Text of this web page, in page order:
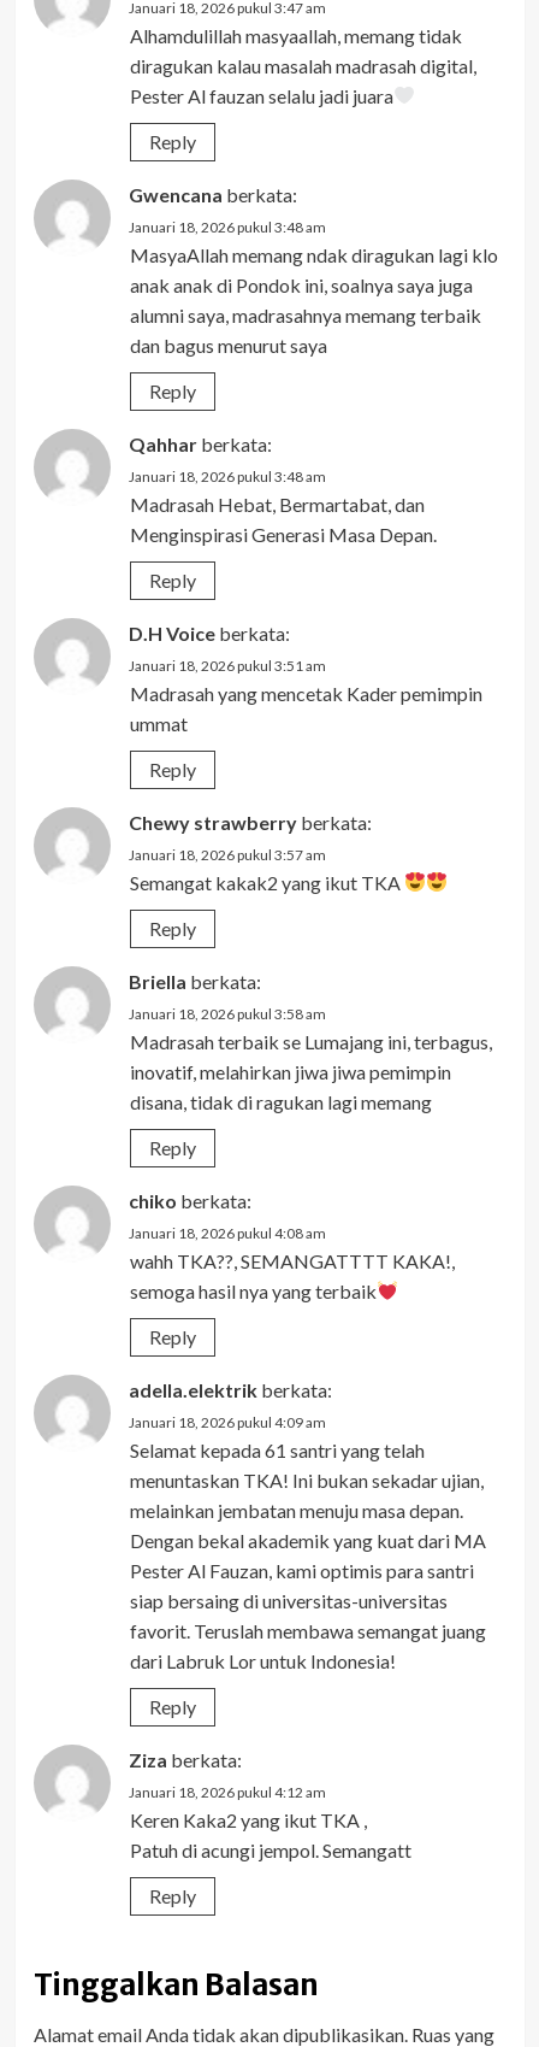
Januari 18, 2026 pukul 3:47 am
Alhamdulillah masyaallah, memang tidak
diragukan kalau masalah madrasah digital,
Pester Al fauzan selalu jadi juara
Reply
Gwencana berkata:
Januari 18, 2026 pukul 3:48 am
MasyaAllah memang ndak diragukan lagi klo
anak anak di Pondok ini, soalnya saya juga
alumni saya, madrasahnya memang terbaik
dan bagus menurut saya
Reply
Qahhar berkata:
Januari 18, 2026 pukul 3:48 am
Madrasah Hebat, Bermartabat, dan
Menginspirasi Generasi Masa Depan.
Reply
D.H Voice berkata:
Januari 18, 2026 pukul 3:51 am
Madrasah yang mencetak Kader pemimpin
ummat
Reply
Chewy strawberry berkata:
Januari 18, 2026 pukul 3:57 am
Semangat kakak2 yang ikut TKA
Reply
Briella berkata:
Januari 18, 2026 pukul 3:58 am
Madrasah terbaik se Lumajang ini, terbagus,
inovatif, melahirkan jiwa jiwa pemimpin
disana, tidak di ragukan lagi memang
Reply
chiko berkata:
Januari 18, 2026 pukul 4:08 am
wahh TKA??, SEMANGATTTT KAKA!,
semoga hasil nya yang terbaik
Reply
adella.elektrik berkata:
Januari 18, 2026 pukul 4:09 am
Selamat kepada 61 santri yang telah
menuntaskan TKA! Ini bukan sekadar ujian,
melainkan jembatan menuju masa depan.
Dengan bekal akademik yang kuat dari MA
Pester Al Fauzan, kami optimis para santri
siap bersaing di universitas-universitas
favorit. Teruslah membawa semangat juang
dari Labruk Lor untuk Indonesia!
Reply
Ziza berkata:
Januari 18, 2026 pukul 4:12 am
Keren Kaka2 yang ikut TKA ,
Patuh di acungi jempol. Semangatt
Reply
Tinggalkan Balasan
Alamat email Anda tidak akan dipublikasikan. Ruas yang